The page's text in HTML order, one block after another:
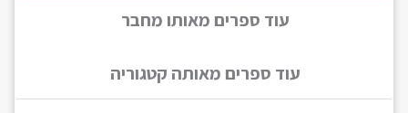
עוד ספרים מאותו מחבר
עוד ספרים מאותה קטגוריה